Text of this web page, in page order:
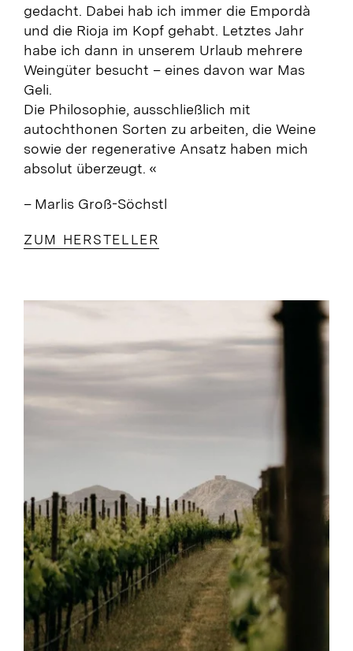
gedacht. Dabei hab ich immer die Empordà
und die Rioja im Kopf gehabt. Letztes Jahr
habe ich dann in unserem Urlaub mehrere
Weingüter besucht – eines davon war Mas
Geli.
Die Philosophie, ausschließlich mit
autochthonen Sorten zu arbeiten, die Weine
sowie der regenerative Ansatz haben mich
absolut überzeugt. «
– Marlis Groß-Söchstl
ZUM HERSTELLER